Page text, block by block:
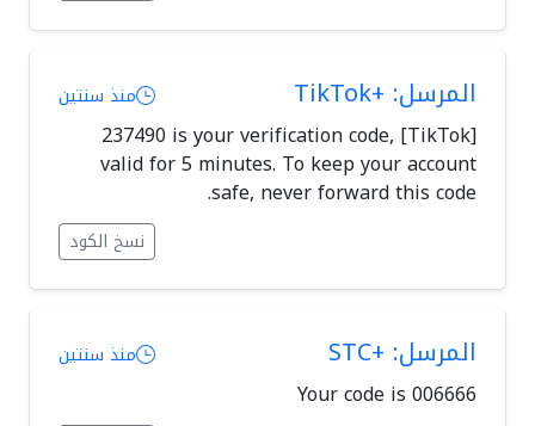
المرسل: +TikTok منذ سنتين
[TikTok] 237490 is your verification code,
valid for 5 minutes. To keep your account
safe, never forward this code.
نسخ الكود
المرسل: +STC منذ سنتين
Your code is 006666